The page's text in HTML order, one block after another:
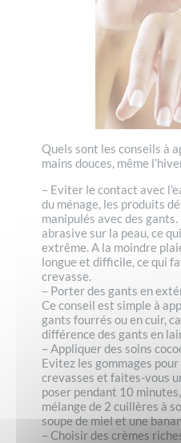
Quels sont les conseils à
mains douces, même
– Eviter le contact avec
du ménage, les produits
manipulés avec des
abrasive sur la peau, ce
extrême. A la moindre
longue et difficile, ce qui
crevasse.
– Porter des gants en
Ce conseil est simple à
gants fourrés ou en cuir,
différence des gants en
– Appliquer des soins
Evitez les gommages pour
crevasses et faites-vous
poser pendant 10
mélange de 2 cuillères à
soupe de miel et une
– Choisir des crèmes